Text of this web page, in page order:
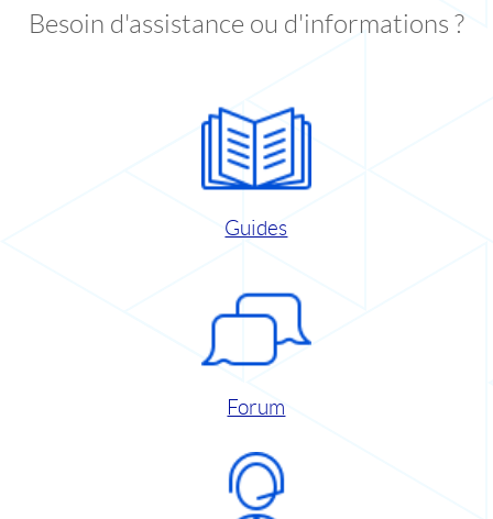
Besoin d'assistance ou d'informations ?
Guides
Forum